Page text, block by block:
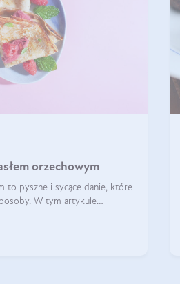
orzechowym
to pyszne i sycące danie, które
W tym artykule